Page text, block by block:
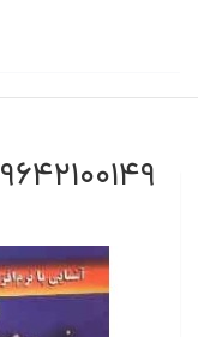
۹۶۴۲۱۰۰۱۴۹-_ss240_